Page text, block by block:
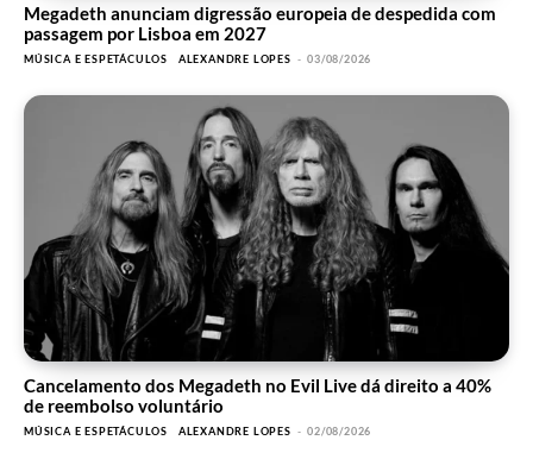
Megadeth anunciam digressão europeia de despedida com
passagem por Lisboa em 2027
MÚSICA E ESPETÁCULOS ALEXANDRE LOPES - 03/08/2026
Cancelamento dos Megadeth no Evil Live dá direito a 40%
de reembolso voluntário
MÚSICA E ESPETÁCULOS ALEXANDRE LOPES - 02/08/2026